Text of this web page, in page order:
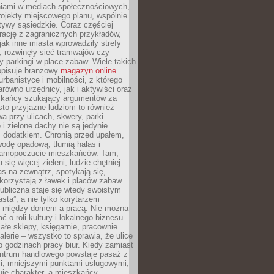
w mediach społecznościowych,
miejscowego planu, wspólnie
sąsiedzkie. Coraz częściej
z zagranicznych przykładów,
inne miasta wprowadziły strefy
rozwinęły sieć tramwajów czy
parkingi w place zabaw. Wiele takich
branżowy magazyn online
i mobilności, z którego
urzędnicy, jak i aktywiści oraz
szukający argumentów za
przyjazne ludziom to również
przy ulicach, skwery, parki
i zielone dachy nie są jedynie
Chronią przed upałem,
opadową, tłumią hałas i
mieszkańców. Tam,
się więcej zieleni, ludzie chętniej
na zewnątrz, spotykają się,
z ławek i placów zabaw.
staje się wtedy swoistym
a nie tylko korytarzem
domem a pracą. Nie można
o roli kultury i lokalnego biznesu.
sklepy, księgarnie, pracownie
– wszystko to sprawia, że ulice
godzinach pracy biur. Kiedy zamiast
handlowego powstaje pasaż z
mniejszymi punktami usługowymi,